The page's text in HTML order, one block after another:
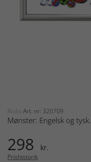
Riolis Art. nr: 320709
Mønster: Engelsk og tysk.
298 kr.
Prishistorik